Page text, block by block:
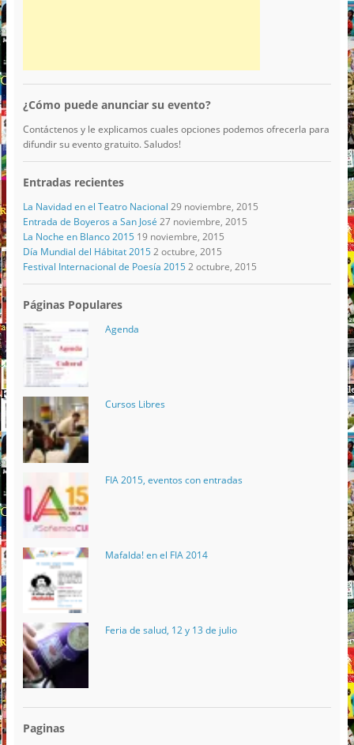
¿Cómo puede anunciar su evento?
Contáctenos y le explicamos cuales opciones podemos ofrecerla para
difundir su evento gratuito. Saludos!
Entradas recientes
La Navidad en el Teatro Nacional 29 noviembre, 2015
Entrada de Boyeros a San José 27 noviembre, 2015
La Noche en Blanco 2015 19 noviembre, 2015
Día Mundial del Hábitat 2015 2 octubre, 2015
Festival Internacional de Poesía 2015 2 octubre, 2015
Páginas Populares
Agenda
Cursos Libres
FIA 2015, eventos con entradas
Mafalda! en el FIA 2014
Feria de salud, 12 y 13 de julio
Paginas